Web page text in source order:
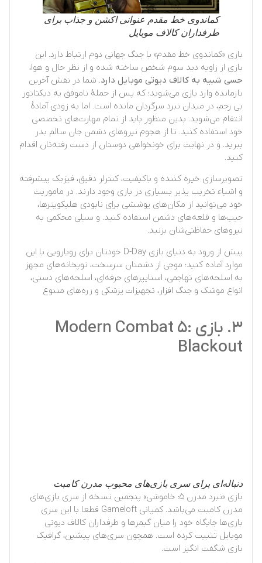
کماندوی خط مقدم عنوانی اکشن و جذاب برای
طرفداران کالاف موبایل
بازی «کماندوی خط مقدم» با جنگ جهانی دوم ارتباط دارد. این
بازی از زاویه دید سوم شخص ساخته شده و از نظر حال و هوا،
حسی شبیه به کالاف دیوتی موبایل دارد. شما در نقش آخرین
بازمانده وارد بازی می‌شوید؛ که پس از حملهٔ ناموفق به دیکتاتور
بی رحم، در میدان نبرد سرگردان مانده است. اما به زودی آمادهٔ
انتقام می‌شوید. بدین منظور باید از تمام مهارت‌های تخصصی
خود استفاده کنید. تا از هجوم نیروهای دشمن جان سالم بدر
ببرید. و در نهایت برای خونخواهی دوستان از دست رفته‌تان اقدام
کنید.
تصویرسازی خیره کننده و باکیفیت، کنترلر دقیق، فیزیک پیشرفته
و اشیاء تخریب پذیر بسیاری در بازی وجود دارند. در ماموریت
خود می‌توانید از مکان‌های پوششی برای نابودی هلیکوپترها،
جیپ‌ها و قلعه‌های دشمن استفاده کنید. و سیلی محکمی به
نیروهای حفاظتی‌شان بزنید.
پیش از ورود به دنیای بازی D-Day خودتان برای رویارویی با این
موارد آماده کنید: موجی از دشمنان سرسخت، توپخانه‌های مجهز
به اسلحه‌های تهاجمی، اسنایپرهای حرفه‌ای، اسلحه‌های دستی،
انواع موشک و جنگ افزار، تجهیزات پزشکی و زره‌های متنوع
۳. بازی Modern Combat 5:
Blackout
دنباله‌ای برای سری بازی‌های محبوب مدرن کامبت
بازی «نبرد مدرن ۵: خاموشی» پنجمین نسخه از سری بازی‌های
مدرن کامبت می‌باشد. کمپانی Gameloft قطعا با این سری
بازی‌ها جایگاه خود را میان گیمرها و طرفداران کالاف دیوتی
موبایل تثبیت کرده است. همچون سری‌های پیشین، گرافیک
بازی شگفت انگیز است.